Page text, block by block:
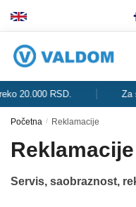
20.000 RSD. Za
Početna / Reklamacije
Reklamacije
Servis, saobraznost,